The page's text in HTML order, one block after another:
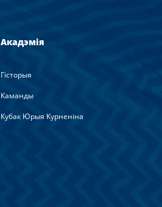
Акадэмія
Гісторыя
Каманды
Кубак Юрыя Курненіна